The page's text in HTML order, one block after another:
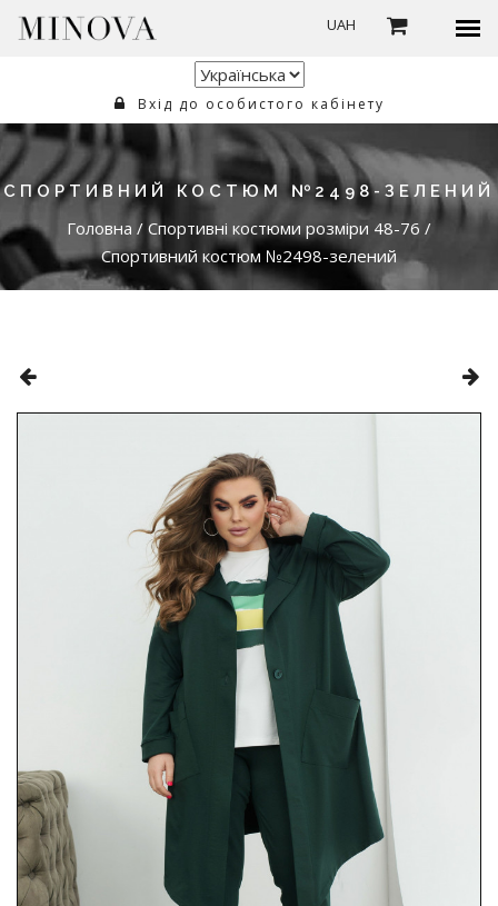
UAH
Вхід до особистого кабінету
СПОРТИВНИЙ КОСТЮМ №2498-ЗЕЛЕНИЙ
Головна / Спортивні костюми розміри 48-76 /
Спортивний костюм №2498-зелений